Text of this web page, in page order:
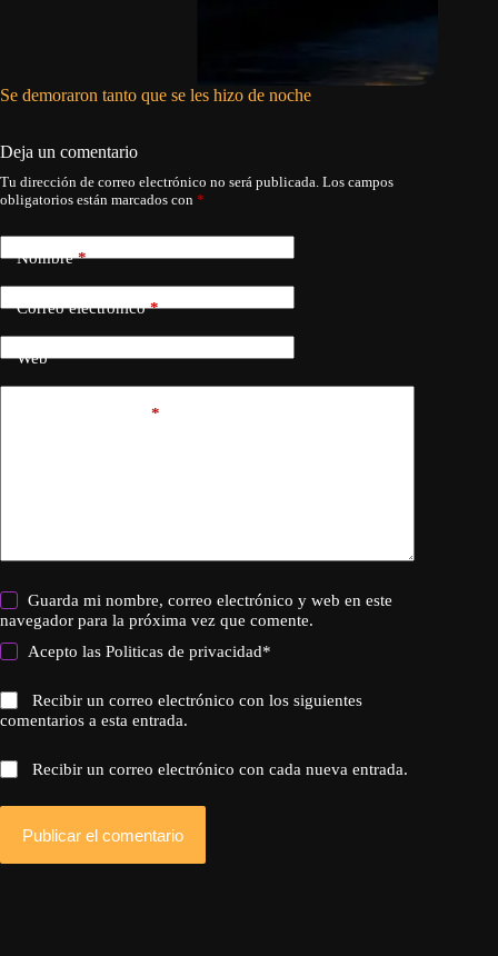
Se demoraron tanto que se les hizo de noche
Deja un comentario
Tu dirección de correo electrónico no será publicada. Los campos
obligatorios están marcados con *
Nombre*
Correo electrónico*
Web
*
Guarda mi nombre, correo electrónico y web en este
navegador para la próxima vez que comente.
Acepto lasPoliticas de privacidad*
Recibir un correo electrónico con los siguientes
comentarios a esta entrada.
Recibir un correo electrónico con cada nueva entrada.
Publicar el comentario